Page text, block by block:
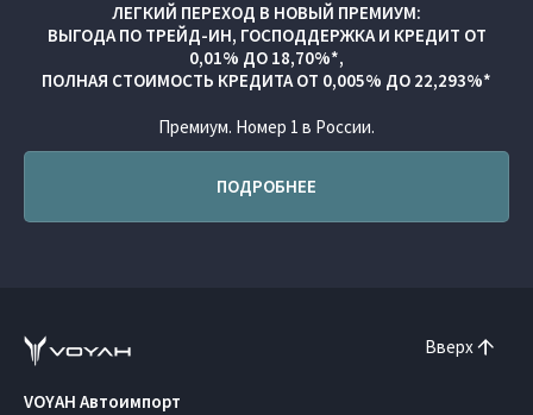
ЛЕГКИЙ ПЕРЕХОД В НОВЫЙ ПРЕМИУМ:
ВЫГОДА ПО ТРЕЙД-ИН, ГОСПОДДЕРЖКАИ КРЕДИТ ОТ
0,01% ДО 18,70%*,
ПОЛНАЯ СТОИМОСТЬ КРЕДИТА ОТ 0,005% ДО 22,293%*
Премиум. Номер 1 в России.
ПОДРОБНЕЕ
Вверх
VOYAH Автоимпорт